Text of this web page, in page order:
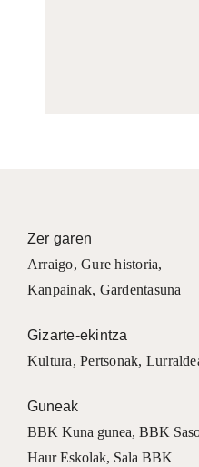
Zer garen
Arraigo,Gure historia,
Kanpainak, Gardentasuna
Gizarte-ekintza
Kultura,Pertsonak,
Guneak
BBK Kuna gunea, BBK
Haur Eskolak, Sala BBK